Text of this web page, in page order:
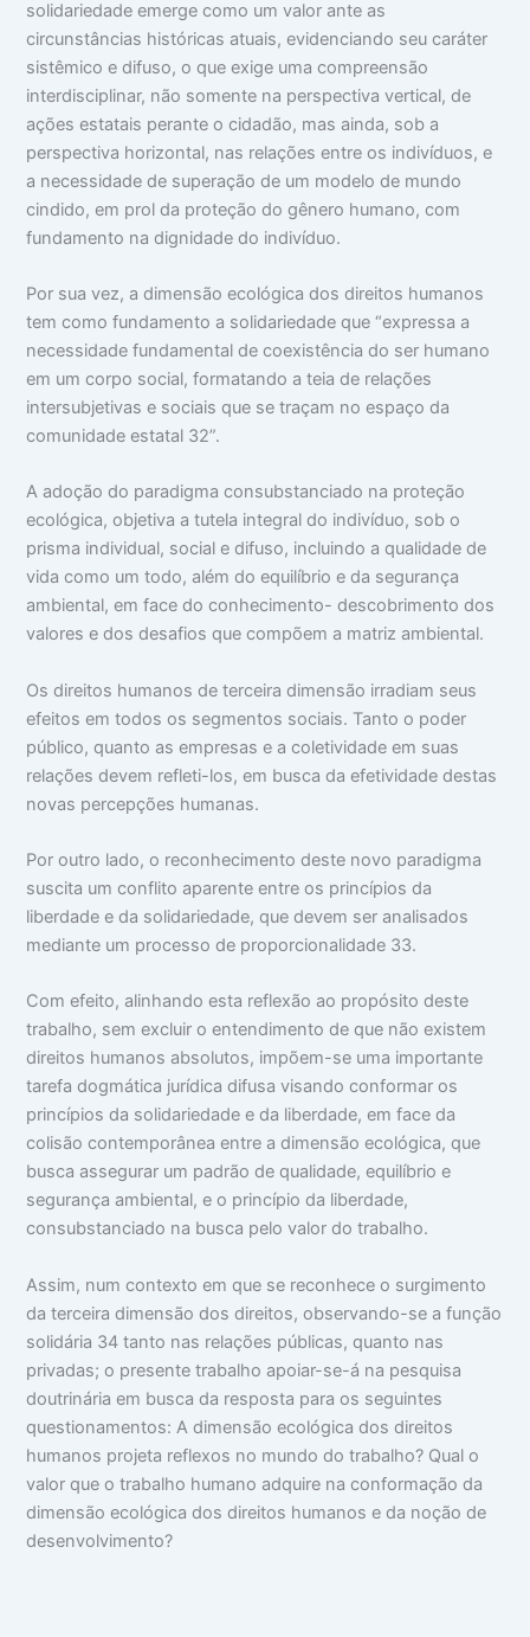
solidariedade emerge como um valor ante as
circunstâncias históricas atuais, evidenciando seu caráter
sistêmico e difuso, o que exige uma compreensão
interdisciplinar, não somente na perspectiva vertical, de
ações estatais perante o cidadão, mas ainda, sob a
perspectiva horizontal, nas relações entre os indivíduos, e
a necessidade de superação de um modelo de mundo
cindido, em prol da proteção do gênero humano, com
fundamento na dignidade do indivíduo.
Por sua vez, a dimensão ecológica dos direitos humanos
tem como fundamento a solidariedade que “expressa a
necessidade fundamental de coexistência do ser humano
em um corpo social, formatando a teia de relações
intersubjetivas e sociais que se traçam no espaço da
comunidade estatal 32”.
A adoção do paradigma consubstanciado na proteção
ecológica, objetiva a tutela integral do indivíduo, sob o
prisma individual, social e difuso, incluindo a qualidade de
vida como um todo, além do equilíbrio e da segurança
ambiental, em face do conhecimento- descobrimento dos
valores e dos desafios que compõem a matriz ambiental.
Os direitos humanos de terceira dimensão irradiam seus
efeitos em todos os segmentos sociais. Tanto o poder
público, quanto as empresas e a coletividade em suas
relações devem refleti-los, em busca da efetividade destas
novas percepções humanas.
Por outro lado, o reconhecimento deste novo paradigma
suscita um conflito aparente entre os princípios da
liberdade e da solidariedade, que devem ser analisados
mediante um processo de proporcionalidade 33.
Com efeito, alinhando esta reflexão ao propósito deste
trabalho, sem excluir o entendimento de que não existem
direitos humanos absolutos, impõem-se uma importante
tarefa dogmática jurídica difusa visando conformar os
princípios da solidariedade e da liberdade, em face da
colisão contemporânea entre a dimensão ecológica, que
busca assegurar um padrão de qualidade, equilíbrio e
segurança ambiental, e o princípio da liberdade,
consubstanciado na busca pelo valor do trabalho.
Assim, num contexto em que se reconhece o surgimento
da terceira dimensão dos direitos, observando-se a função
solidária 34 tanto nas relações públicas, quanto nas
privadas; o presente trabalho apoiar-se-á na pesquisa
doutrinária em busca da resposta para os seguintes
questionamentos: A dimensão ecológica dos direitos
humanos projeta reflexos no mundo do trabalho? Qual o
valor que o trabalho humano adquire na conformação da
dimensão ecológica dos direitos humanos e da noção de
desenvolvimento?